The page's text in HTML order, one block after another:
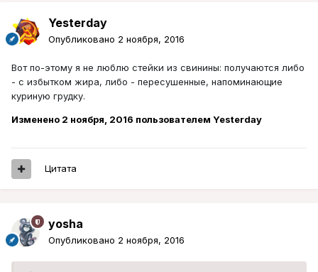
Yesterday
Опубликовано 2 ноября, 2016
Вот по-этому я не люблю стейки из свинины: получаются либо
- с избытком жира, либо - пересушенные, напоминающие
куриную грудку.
Изменено 2 ноября, 2016 пользователем Yesterday
Цитата
yosha
Опубликовано 2 ноября, 2016